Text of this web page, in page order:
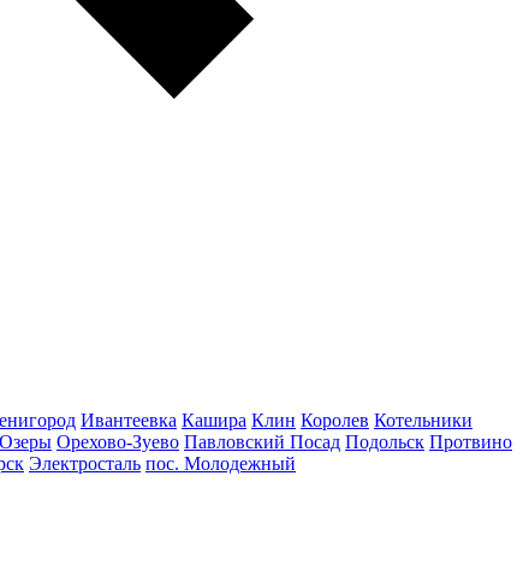
Ивантеевка Кашира Клин Королев Котельники
Озеры Орехово-Зуево Павловский Посад Подольск Протвино
Электросталь пос. Молодежный